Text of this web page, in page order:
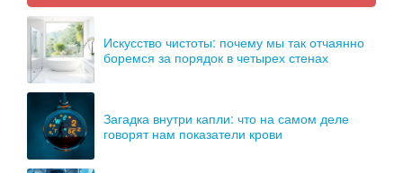
Искусство чистоты: почему мы так отчаянно
боремся за порядок в четырех стенах
Загадка внутри капли: что на самом деле
говорят нам показатели крови